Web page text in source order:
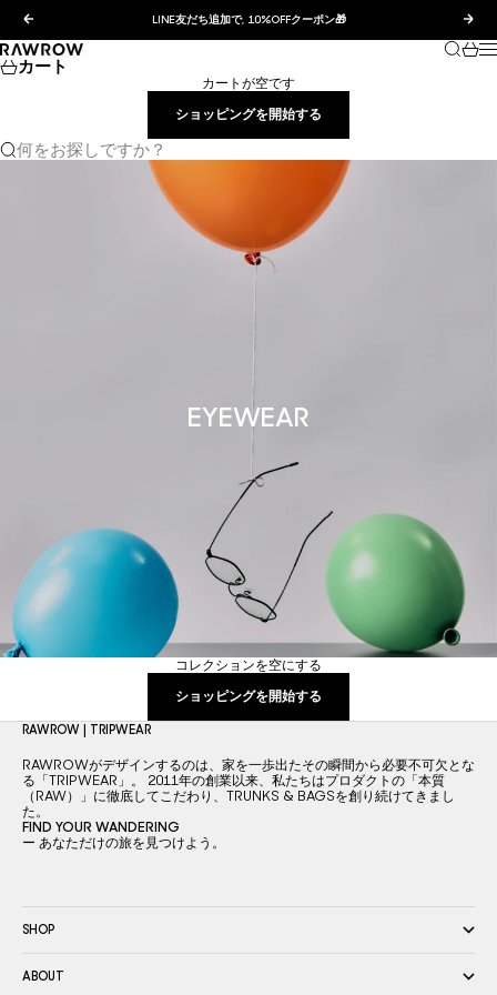
前へ LINE友だち追加で, 10%OFFクーポン🎁
次へ
RAWROW JAPAN
検索カー
カート
カートが空です
ショッピングを開始する
何をお探しですか？
EYEWEAR
コレクションを空にする
ショッピングを開始する
RAWROW | TRIPWEAR
RAWROWがデザインするのは、家を一歩出たその瞬間から必要不可欠とな
る「TRIPWEAR」。 2011年の創業以来、私たちはプロダクトの「本質
（RAW）」に徹底してこだわり、TRUNKS & BAGSを創り続けてきまし
た。
FIND YOUR WANDERING
ー あなただけの旅を見つけよう。
SHOP
ABOUT